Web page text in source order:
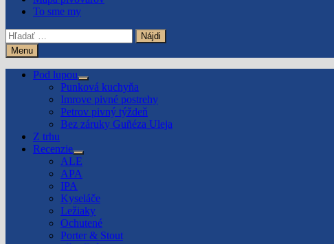
To sme my
Hľadať:
Menu
Pod lupou
Show
sub
menu
Punková kuchyňa
Imrove pivné postrehy
Petrov pivný týždeň
Bez záruky Guñéza Uleja
Z trhu
Recenzie
Show
sub
menu
ALE
APA
IPA
Kyseláče
Ležiaky
Ochutené
Porter & Stout